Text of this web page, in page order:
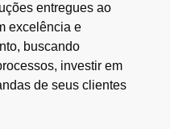
entregues ao
excelência e
buscando
investir em
de seus clientes